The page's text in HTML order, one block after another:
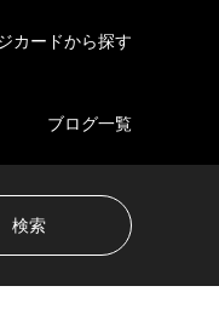
カードから探す
ブログ一覧